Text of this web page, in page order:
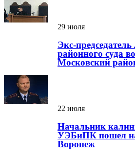
29 июля
Экс-
районного суда
Московский
22 июля
Начальник
УЭБиПК пошел
Воронеж